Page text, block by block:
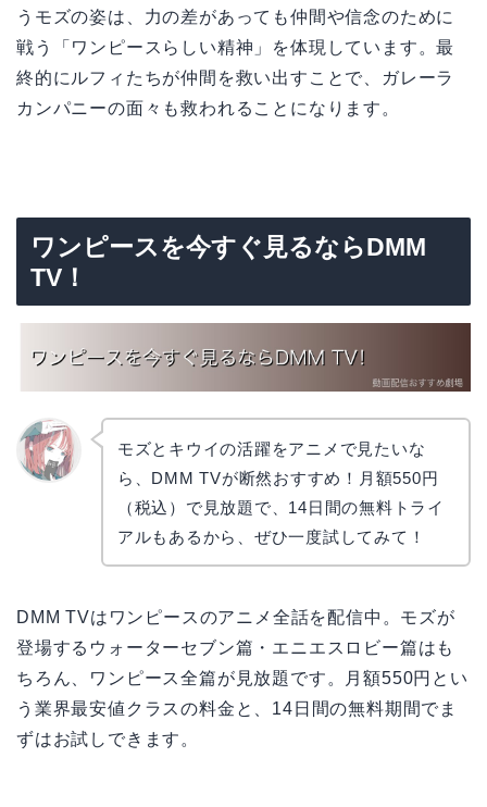
うモズの姿は、力の差があっても仲間や信念のために
戦う「ワンピースらしい精神」を体現しています。最
終的にルフィたちが仲間を救い出すことで、ガレーラ
カンパニーの面々も救われることになります。
ワンピースを今すぐ見るならDMM
TV！
モズとキウイの活躍をアニメで見たいな
ら、DMM TVが断然おすすめ！月額550円
（税込）で見放題で、14日間の無料トライ
アルもあるから、ぜひ一度試してみて！
DMM TVはワンピースのアニメ全話を配信中。モズが
登場するウォーターセブン篇・エニエスロビー篇はも
ちろん、ワンピース全篇が見放題です。月額550円とい
う業界最安値クラスの料金と、14日間の無料期間でま
ずはお試しできます。